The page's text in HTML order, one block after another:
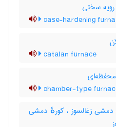
سختی
case-hardening
catalan furnace
chamber-type
دمشی زغالسوز ، کورهٔ دمشی